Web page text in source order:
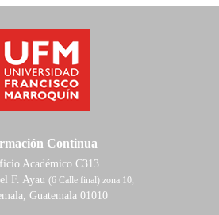
Continua
Académico C313
F. Ayau (6 Calle final) zona 10,
Guatemala 01010